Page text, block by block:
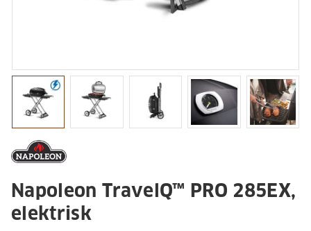
Napoleon TravelQ™ PRO 285EX,
elektrisk